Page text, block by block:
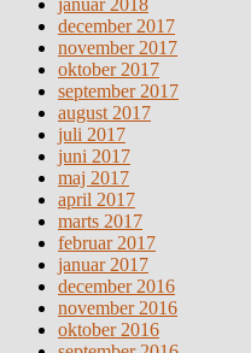
januar 2018
december 2017
november 2017
oktober 2017
september 2017
august 2017
juli 2017
juni 2017
maj 2017
april 2017
marts 2017
februar 2017
januar 2017
december 2016
november 2016
oktober 2016